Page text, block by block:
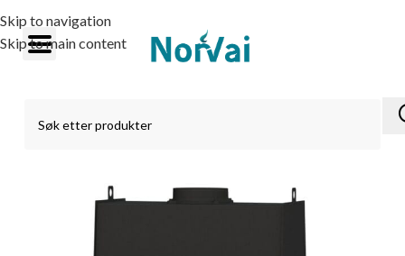
Skip to navigation
Skip to main content